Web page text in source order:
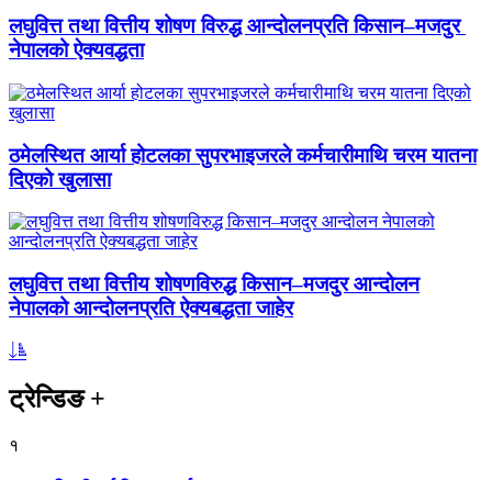
लघुवित्त तथा वित्तीय शोषण विरुद्ध आन्दोलनप्रति किसान–मजदुर
नेपालको ऐक्यवद्धता
ठमेलस्थित आर्या होटलका सुपरभाइजरले कर्मचारीमाथि चरम यातना
दिएको खुलासा
लघुवित्त तथा वित्तीय शोषणविरुद्ध किसान–मजदुर आन्दोलन
नेपालको आन्दोलनप्रति ऐक्यबद्धता जाहेर
ट्रेन्डिङ+
१